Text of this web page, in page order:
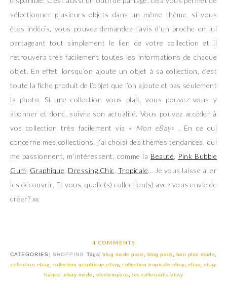
sélectionner plusieurs objets dans un même thème, si vous
êtes indécis, vous pouvez demandez l’avis d’un proche en lui
partageant tout simplement le lien de votre collection et il
retrouvera très facilement toutes les informations de chaque
objet. En effet, lorsqu’on ajoute un objet à sa collection, c’est
toute la fiche produit de l’objet que l’on ajoute et pas seulement
la photo. Si une collection vous plait, vous pouvez vous y
abonner et donc, suivre son actualité. Vous pouvez accéder à
vos collection très facilement via « Mon eBay« . En ce qui
concerne mes collections, j’ai choisi des thèmes tendances, qui
me passionnent, m’intéressent, comme la Beauté
Pink Bubble
Gum Graphique Dressing Chic Tropicale… Je vous laisse aller
les découvrir. Et vous, quelle(s) collection(s) avez vous envie de
créer? xx
4 COMMENTS
CATEGORIES:SHOPPING Tags:blog mode paris, blog paris, bon plan mode,
collection ebay, collection graphique ebay,collection tropicale ebay, ebay, ebay
france, ebay mode , elodieinparis, les collections ebay